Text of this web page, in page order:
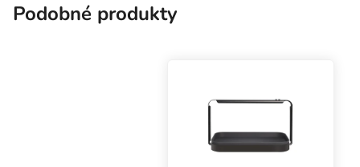
Podobné produkty